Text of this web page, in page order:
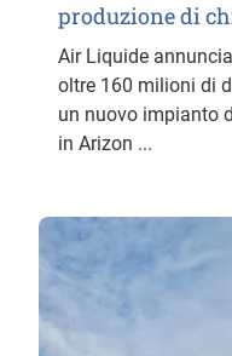
produzione di
Air Liquide
oltre 160 milioni di
un nuovo impianto
in Arizon ...